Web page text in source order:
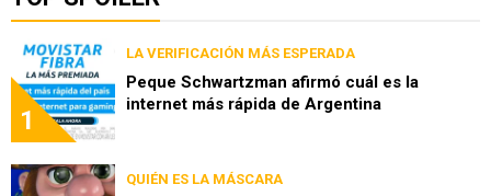
1
LA VERIFICACIÓN MÁS ESPERADA
Peque Schwartzman afirmó cuál es la
internet más rápida de Argentina
QUIÉN ES LA MÁSCARA